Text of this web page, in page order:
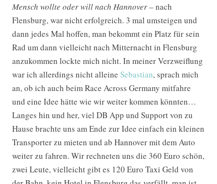
Mensch wollte oder will nach Hannover– nach
Flensburg, war nicht erfolgreich. 3 mal umsteigen und
dann jedes Mal hoffen, man bekommt ein Platz für sein
Rad um dann vielleicht nach Mitternacht in Flensburg
anzukommen lockte mich nicht. In meiner Verzweiflung
war ich allerdings nicht alleine Sebastian, sprach mich
an, ob ich auch beim Race Across Germany mitfahre
und eine Idee hätte wie wir weiter kommen könnten…
Langes hin und her, viel DB App und Support von zu
Hause brachte uns am Ende zur Idee einfach ein kleinen
Transporter zu mieten und ab Hannover mit dem Auto
weiter zu fahren. Wir rechneten uns die 360 Euro schön,
zwei Leute, vielleicht gibt es 120 Euro Taxi Geld von